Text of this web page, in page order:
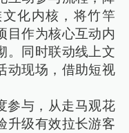
化内核，将竹竿
目作为核心互动内
。同时联动线上文
动现场，借助短视
参与，从走马观花
升级有效拉长游客